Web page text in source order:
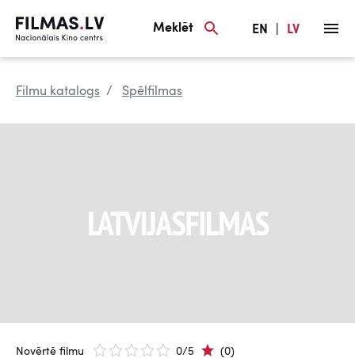
Meklēt EN LV
Filmu katalogs Spēlfilmas
Novērtē filmu 0/5 (0)